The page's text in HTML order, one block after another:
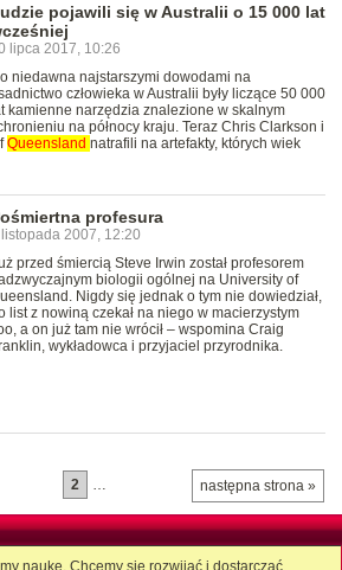
pojawili się w Australii o 15 000 lat
lipca 2017, 10:26
niedawna najstarszymi dowodami na
człowieka w Australii były liczące 50 000
kamienne narzędzia znalezione w skalnym
na północy kraju. Teraz Chris Clarkson i
Queensland natrafili na artefakty, których wiek
profesura
2007, 12:20
przed śmiercią Steve Irwin został profesorem
biologii ogólnej na University of
Nigdy się jednak o tym nie dowiedział,
list z nowiną czekał na niego w macierzystym
a on już tam nie wrócił – wspomina Craig
wykładowca i przyjaciel przyrodnika.
następna strona »
2
naukę. Chcemy się rozwijać i dostarczać